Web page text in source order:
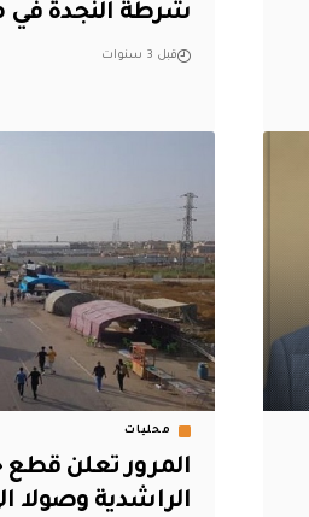
شرطة النجدة في
قبل 3 سنوات
محليات
المرور تعلن
الراشدية وصولا